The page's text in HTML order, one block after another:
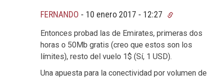
FERNANDO - 10 enero 2017 - 12:27
Entonces probad las de Emirates, primeras dos
horas o 50Mb gratis (creo que estos son los
límites), resto del vuelo 1$ (Sí, 1 USD).
Una apuesta para la conectividad por volumen de